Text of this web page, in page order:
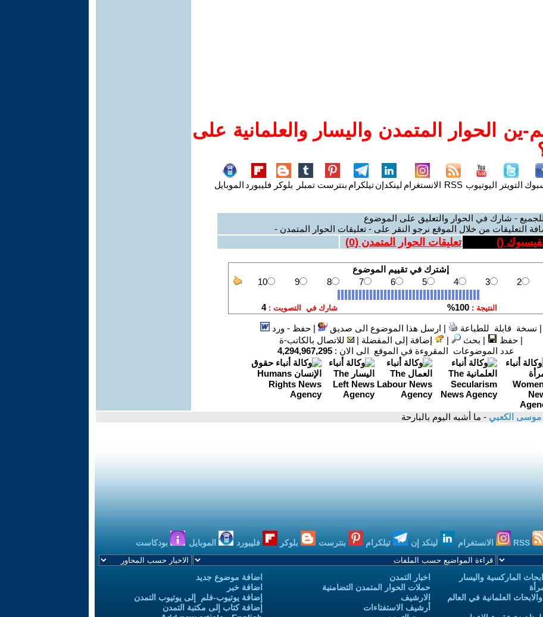
ين الحوار المتمدن واليسار والعلمانية على
التويتر اليوتيوب RSS الانستغرام لينكدإنتيلكرام بنترست تمبلر بلوكر فليبورد الموبايل
- شارك في الحوار والتعليق على الموضوع
التعليقات من خلال الموقع نرجو النقر على - تعليقات الحوار المتمدن -
(
) تعليقات الحوار المتمدن (0
)
| نسخة قابلة للطباعة | ارسل هذا الموضوع الى صديق |حفظ - ورد
|حفظ | بحث | إضافة إلى المفضلة |
للاتصال بالكاتب-ة
عدد الموضوعات المقروءة في الموقع الى الان : 4,294,967,295
الكعبي - ما أشبه اليوم بالبارحة
الانستغرام لينكد إن تيلكرام بنترست بلوكر فليبورد الموبايل بودكاست
الماركسية واليسار
العلمانية في العالم
اخبار التمدن
حملات الحوار المتمدن التضامنية
الارشيف
أرشيف الاستفتاءات
اضافة موضوع جديد
اضافة خبر
إضافة يوتيوب-فلم إلى يوتيوب التمدن
إضافة كتاب إلى مكتبة التمدن